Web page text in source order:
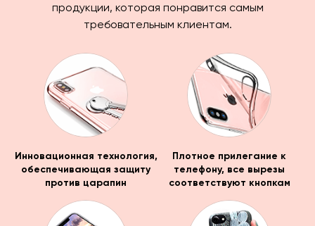
продукции, которая понравится самым
требовательным клиентам.
Инновационная технология,
обеспечивающая защиту
против царапин
Плотное прилегание к
телефону, все вырезы
соответствуют кнопкам